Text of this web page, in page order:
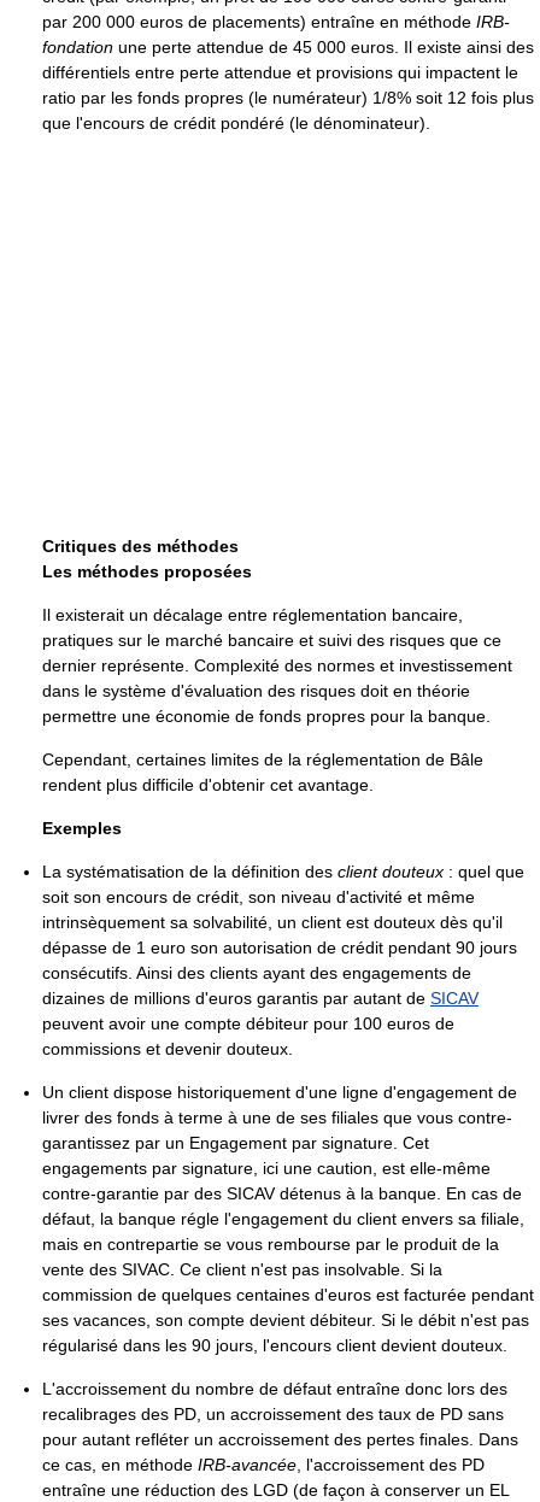
par 200 000 euros de placements) entraîne en méthode IRB-
fondation une perte attendue de 45 000 euros. Il existe ainsi des
différentiels entre perte attendue et provisions qui impactent le
ratio par les fonds propres (le numérateur) 1/8% soit 12 fois plus
que l'encours de crédit pondéré (le dénominateur).
Critiques des méthodes
Les méthodes proposées
Il existerait un décalage entre réglementation bancaire,
pratiques sur le marché bancaire et suivi des risques que ce
dernier représente. Complexité des normes et investissement
dans le système d'évaluation des risques doit en théorie
permettre une économie de fonds propres pour la banque.
Cependant, certaines limites de la réglementation de Bâle
rendent plus difficile d'obtenir cet avantage.
Exemples
La systématisation de la définition des client douteux : quel que
soit son encours de crédit, son niveau d'activité et même
intrinsèquement sa solvabilité, un client est douteux dès qu'il
dépasse de 1 euro son autorisation de crédit pendant 90 jours
consécutifs. Ainsi des clients ayant des engagements de
dizaines de millions d'euros garantis par autant de SICAV
peuvent avoir une compte débiteur pour 100 euros de
commissions et devenir douteux.
Un client dispose historiquement d'une ligne d'engagement de
livrer des fonds à terme à une de ses filiales que vous contre-
garantissez par un Engagement par signature. Cet
engagements par signature, ici une caution, est elle-même
contre-garantie par des SICAV détenus à la banque. En cas de
défaut, la banque régle l'engagement du client envers sa filiale,
mais en contrepartie se vous rembourse par le produit de la
vente des SIVAC. Ce client n'est pas insolvable. Si la
commission de quelques centaines d'euros est facturée pendant
ses vacances, son compte devient débiteur. Si le débit n'est pas
régularisé dans les 90 jours, l'encours client devient douteux.
L'accroissement du nombre de défaut entraîne donc lors des
recalibrages des PD, un accroissement des taux de PD sans
pour autant refléter un accroissement des pertes finales. Dans
ce cas, en méthode IRB-avancée, l'accroissement des PD
entraîne une réduction des LGD (de façon à conserver un EL